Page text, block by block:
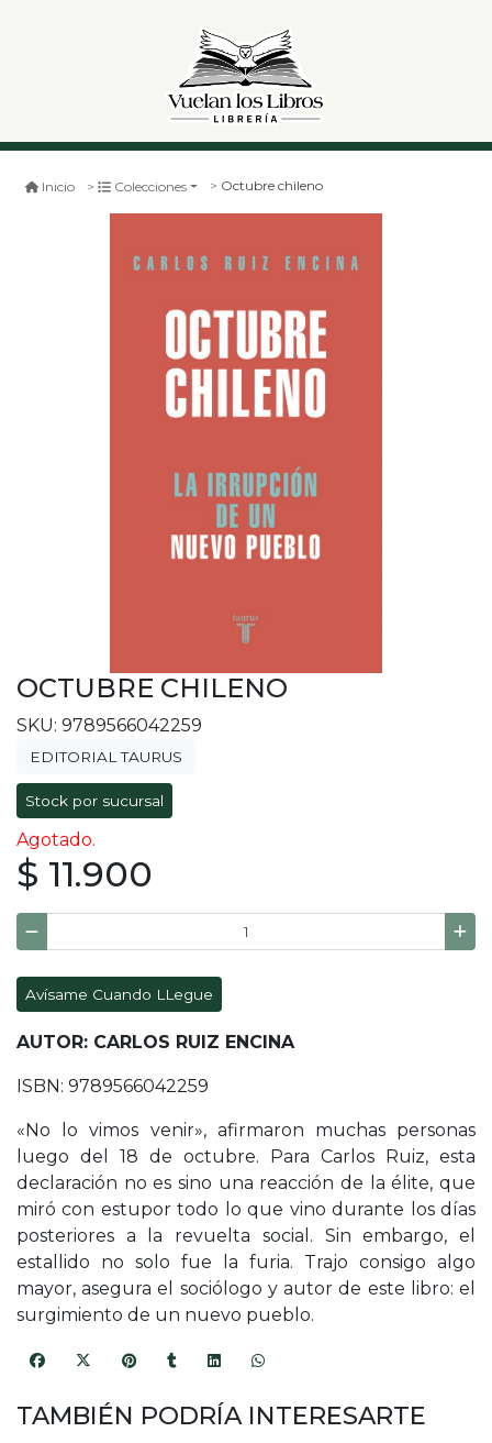
Inicio Colecciones Octubre chileno
OCTUBRE CHILENO
SKU: 9789566042259
EDITORIAL TAURUS
Stock por sucursal
Agotado.
$ 11.900
Avísame Cuando LLegue
AUTOR: CARLOS RUIZ ENCINA
ISBN: 9789566042259
«No lo vimos venir», afirmaron muchas personas
luego del 18 de octubre. Para Carlos Ruiz, esta
declaración no es sino una reacción de la élite, que
miró con estupor todo lo que vino durante los días
posteriores a la revuelta social. Sin embargo, el
estallido no solo fue la furia. Trajo consigo algo
mayor, asegura el sociólogo y autor de este libro: el
surgimiento de un nuevo pueblo.
TAMBIÉN PODRÍA INTERESARTE